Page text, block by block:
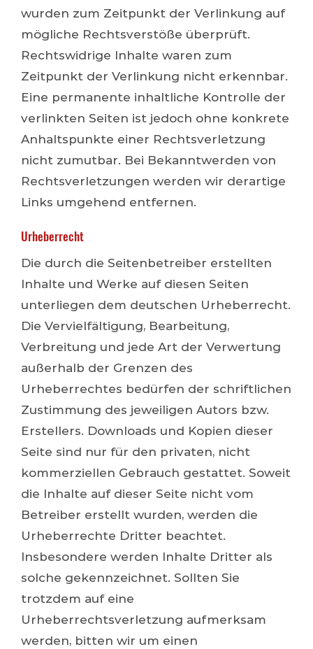
wurden zum Zeitpunkt der Verlinkung auf
mögliche Rechtsverstöße überprüft.
Rechtswidrige Inhalte waren zum
Zeitpunkt der Verlinkung nicht erkennbar.
Eine permanente inhaltliche Kontrolle der
verlinkten Seiten ist jedoch ohne konkrete
Anhaltspunkte einer Rechtsverletzung
nicht zumutbar. Bei Bekanntwerden von
Rechtsverletzungen werden wir derartige
Links umgehend entfernen.
Urheberrecht
Die durch die Seitenbetreiber erstellten
Inhalte und Werke auf diesen Seiten
unterliegen dem deutschen Urheberrecht.
Die Vervielfältigung, Bearbeitung,
Verbreitung und jede Art der Verwertung
außerhalb der Grenzen des
Urheberrechtes bedürfen der schriftlichen
Zustimmung des jeweiligen Autors bzw.
Erstellers. Downloads und Kopien dieser
Seite sind nur für den privaten, nicht
kommerziellen Gebrauch gestattet. Soweit
die Inhalte auf dieser Seite nicht vom
Betreiber erstellt wurden, werden die
Urheberrechte Dritter beachtet.
Insbesondere werden Inhalte Dritter als
solche gekennzeichnet. Sollten Sie
trotzdem auf eine
Urheberrechtsverletzung aufmerksam
werden, bitten wir um einen